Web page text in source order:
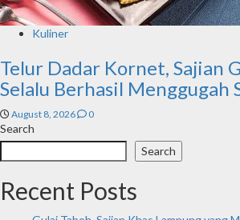
Kuliner
Telur Dadar Kornet, Sajian
Selalu Berhasil Menggugah
August 8, 2026 0
Search
Search
Recent Posts